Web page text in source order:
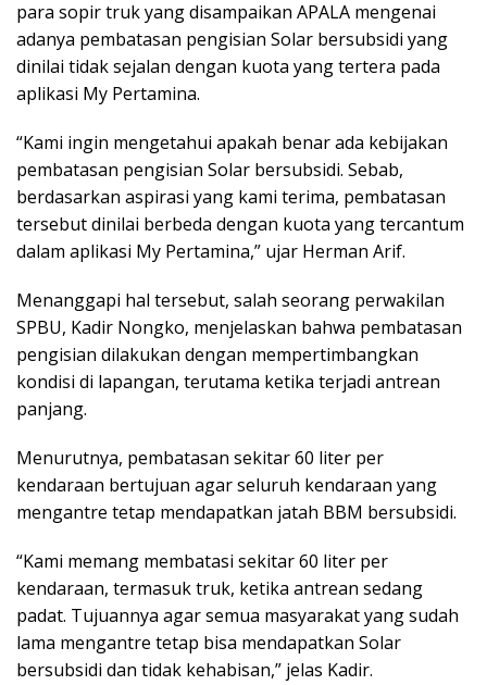
para sopir truk yang disampaikan APALA mengenai
adanya pembatasan pengisian Solar bersubsidi yang
dinilai tidak sejalan dengan kuota yang tertera pada
aplikasi My Pertamina.
“Kami ingin mengetahui apakah benar ada kebijakan
pembatasan pengisian Solar bersubsidi. Sebab,
berdasarkan aspirasi yang kami terima, pembatasan
tersebut dinilai berbeda dengan kuota yang tercantum
dalam aplikasi My Pertamina,” ujar Herman Arif.
Menanggapi hal tersebut, salah seorang perwakilan
SPBU, Kadir Nongko, menjelaskan bahwa pembatasan
pengisian dilakukan dengan mempertimbangkan
kondisi di lapangan, terutama ketika terjadi antrean
panjang.
Menurutnya, pembatasan sekitar 60 liter per
kendaraan bertujuan agar seluruh kendaraan yang
mengantre tetap mendapatkan jatah BBM bersubsidi.
“Kami memang membatasi sekitar 60 liter per
kendaraan, termasuk truk, ketika antrean sedang
padat. Tujuannya agar semua masyarakat yang sudah
lama mengantre tetap bisa mendapatkan Solar
bersubsidi dan tidak kehabisan,” jelas Kadir.